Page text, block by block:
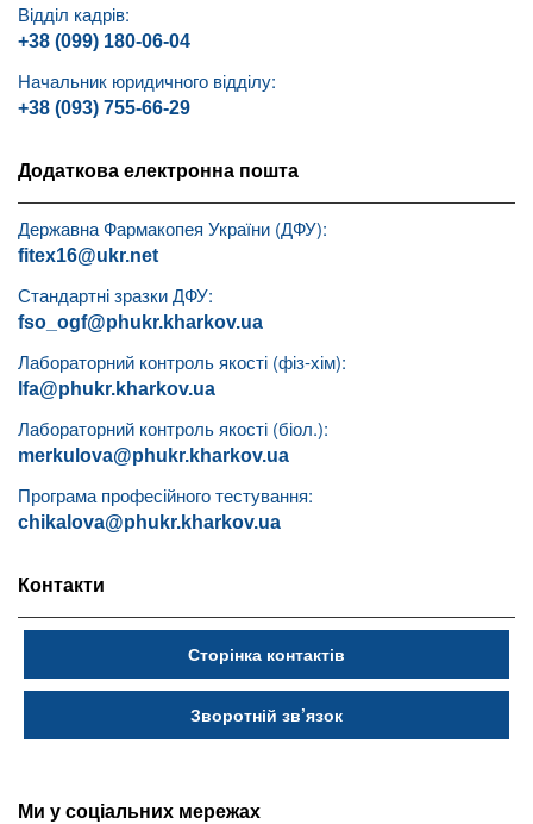
Відділ кадрів:
+38 (099) 180-06-04
Начальник юридичного відділу:
+38 (093) 755-66-29
Додаткова електронна пошта
Державна Фармакопея України (ДФУ):
fitex16@ukr.net
Стандартні зразки ДФУ:
fso_ogf@phukr.kharkov.ua
Лабораторний контроль якості (фіз-хім):
lfa@phukr.kharkov.ua
Лабораторний контроль якості (біол.):
merkulova@phukr.kharkov.ua
Програма професійного тестування:
chikalova@phukr.kharkov.ua
Контакти
Сторінка контактів
Зворотній зв’язок
Ми у соціальних мережах